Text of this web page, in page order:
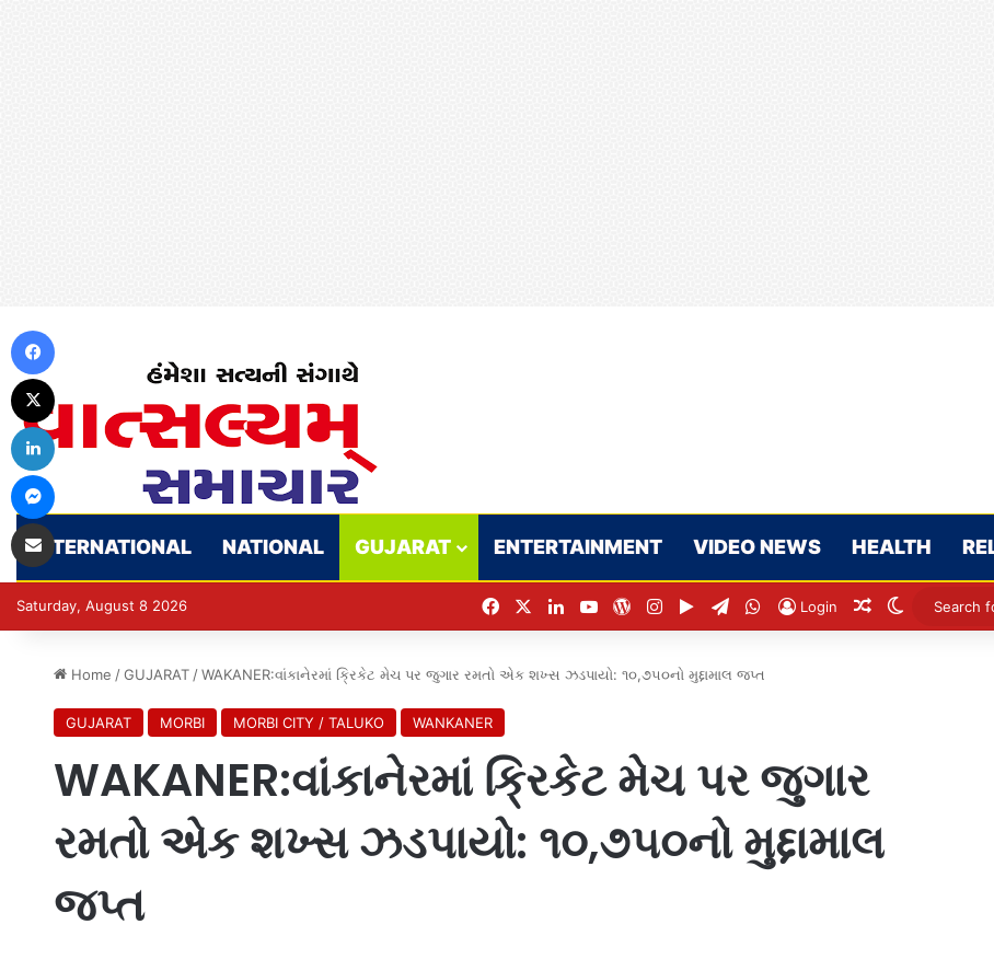
INTERNATIONAL NATIONAL GUJARAT ENTERTAINMENT VIDEO NEWS HEALTH
Saturday, August 8 2026 FacebookLinkedInYouTubeWordPress
Instagram
Google Play
Telegram
WhatsApp
Login Random
Switch
Home / GUJARAT / WAKANER:વાંકાનેરમાં ક્રિકેટ મેચ પર જુગાર રમતો એક શખ્સ ઝડપાયો: ૧૦,૭૫૦નો મુદ્દામાલ જપ્ત
GUJARAT MORBI MORBI CITY / TALUKO WANKANER
WAKANER:વાંકાનેરમાં ક્રિકેટ મેચ પર જુગાર
રમતો એક શખ્સ ઝડપાયો: ૧૦,૭૫૦નો મુદ્દામાલ
જપ્ત
LinkedIn